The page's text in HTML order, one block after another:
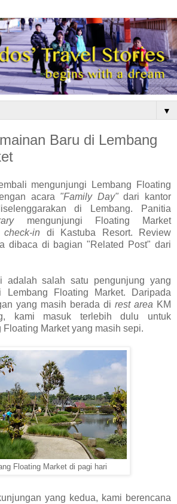
▼
Baru di Lembang
mengunjungi Lembang Floating
acara "Family Day"dari kantor
di Lembang. Panitia
mengunjungi Floating Market
check-in di Kastuba Resort. Review
dibaca di bagian "Related Post" dari
adalah salah satu pengunjung yang
Floating Market. Daripada
yang masih berada di rest area KM
kami masuk terlebih dulu untuk
Floating Market yang masih sepi.
Floating Market di pagi hari
yang kedua, kami berencana